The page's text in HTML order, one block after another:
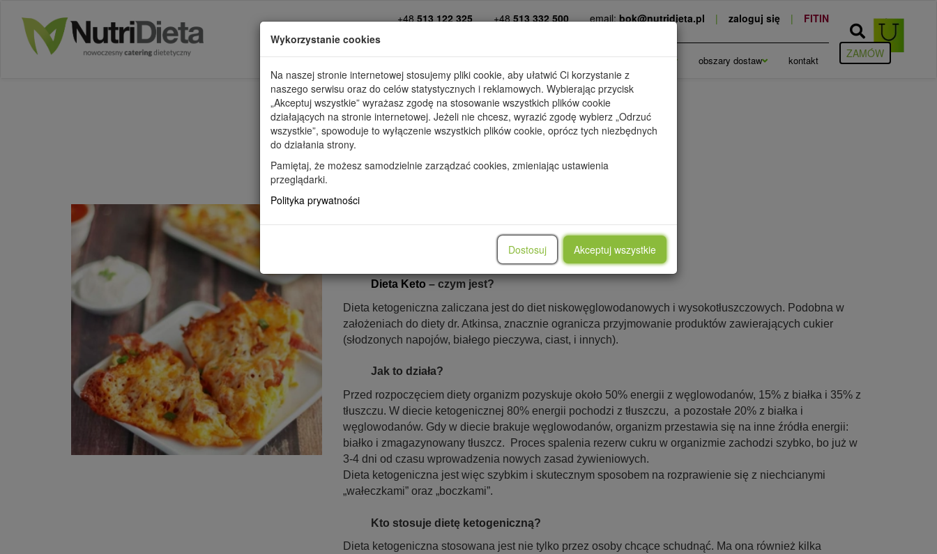
+48513 122 325 +48513 332 500 email:bok@nutridieta.pl | zaloguj się | FITIN
kim jesteśmy diety dopasuj dietę promocje blog obszary dostaw kontakt
ZAMÓW
Dieta KETO
Dieta Keto – czym jest?
Dieta ketogeniczna zaliczana jest do diet niskowęglowodanowych i wysokotłuszczowych. Podobna w
założeniach do diety dr. Atkinsa, znacznie ogranicza przyjmowanie produktów zawierających cukier
(słodzonych napojów, białego pieczywa, ciast, i innych).
Jak to działa?
Przed rozpoczęciem diety organizm pozyskuje około 50% energii z węglowodanów, 15% z białka i 35% z
tłuszczu. W diecie ketogenicznej 80% energii pochodzi z tłuszczu, a pozostałe 20% z białka i
węglowodanów. Gdy w diecie brakuje węglowodanów, organizm przestawia się na inne źródła energii:
białko i zmagazynowany tłuszcz. Proces spalenia rezerw cukru w organizmie zachodzi szybko, bo już w
3-4 dni od czasu wprowadzenia nowych zasad żywieniowych.
Dieta ketogeniczna jest więc szybkim i skutecznym sposobem na rozprawienie się z niechcianymi
„wałeczkami” oraz „boczkami”.
Kto stosuje dietę ketogeniczną?
Dieta ketogeniczna stosowana jest nie tylko przez osoby chcące schudnąć. Ma ona również kilka
Wykorzystanie cookies
Na naszej stronie internetowej stosujemy pliki cookie, aby ułatwić Ci korzystanie z
naszego serwisu oraz do celów statystycznych i reklamowych. Wybierając przycisk
„Akceptuj wszystkie” wyrażasz zgodę na stosowanie wszystkich plików cookie
działających na stronie internetowej. Jeżeli nie chcesz, wyrazić zgodę wybierz „Odrzuć
wszystkie”, spowoduje to wyłączenie wszystkich plików cookie, oprócz tych niezbędnych
do działania strony.
Pamiętaj, że możesz samodzielnie zarządzać cookies, zmieniając ustawienia
przeglądarki.
Polityka prywatności
Dostosuj Akceptuj wszystkie